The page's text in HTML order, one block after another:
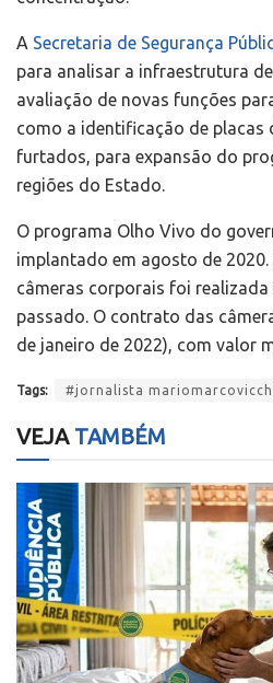
A Secretaria de Segurança
para analisar a infraestrutura
avaliação de novas funções
como a identificação de placas
furtados, para expansão do
regiões do Estado.
O programa Olho Vivo do
implantado em agosto de
câmeras corporais foi
passado. O contrato das
de janeiro de 2022), com valor
Tags: #jornalista
VEJATAMBÉM